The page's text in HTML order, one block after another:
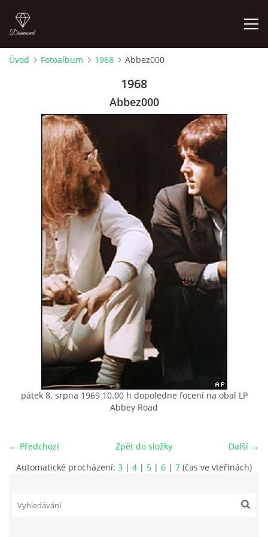
HISTORIE - JAK TO ZAČALO
HISTORIE - BEATLEMANIE
HISTORIE - SERŽANT PEPŘ
HISTORIE - KONEC LEGENDY
HISTORIE - ...PO BEATLES
NÁSTROJE - LENNON
NÁSTROJE - LENNON II
NÁSTROJE - MCCARTNEY
NÁSTROJE - HARRISON II
NÁSTROJE - RINGO STARR
Úvod Fotoalbum 1968 Abbez000
1968
Abbez000
pátek 8. srpna 1969 10.00 h dopoledne focení na obal LP
Abbey Road
← Předchozí Další →
Zpět do složky
Automatické procházení: 3 | 4 | 5 | 6 | 7 (čas ve vteřinách)